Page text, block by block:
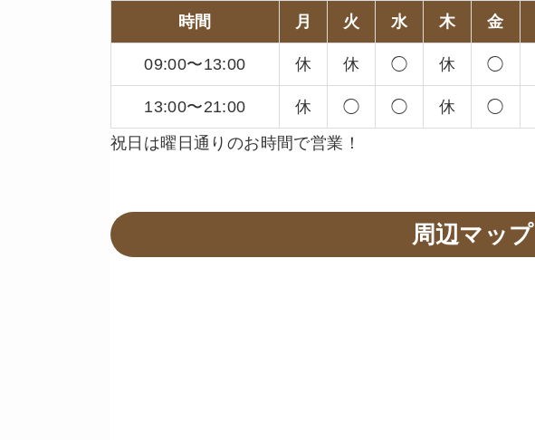
時間 月 火 水 木 金
09:00〜13:00 休 休 ◯ 休 ◯
13:00〜21:00 休 ◯ ◯ 休 ◯
祝日は曜日通りのお時間で営業！
周辺マップ